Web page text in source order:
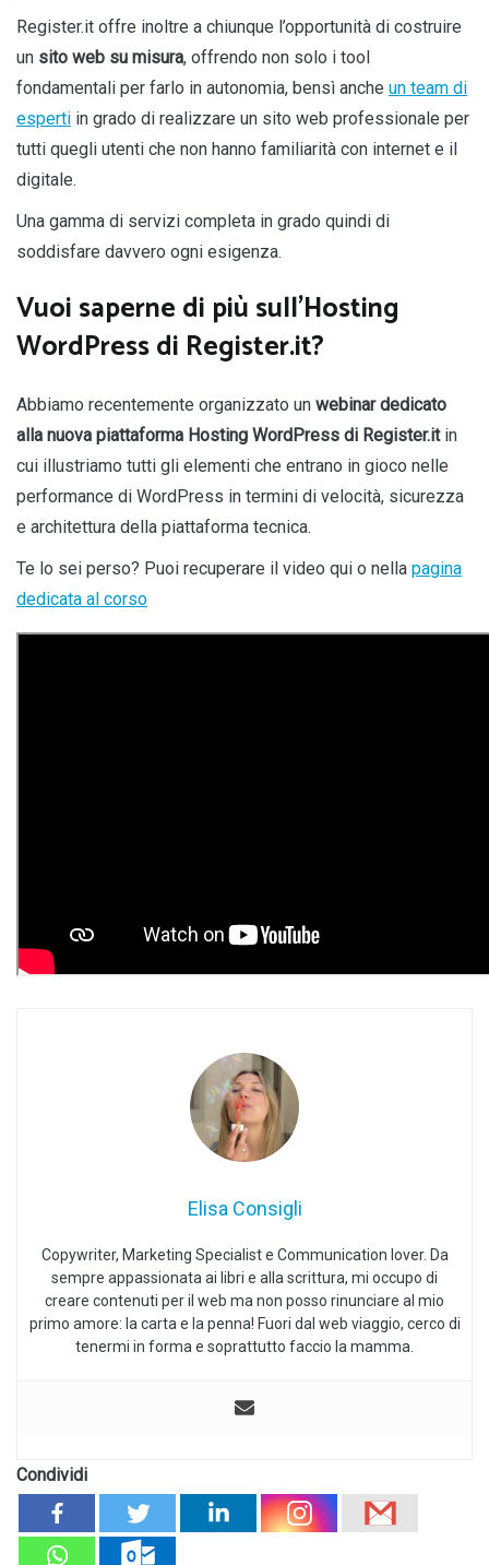
Register.it offre inoltre a chiunque l’opportunità di costruire
un sito web su misura, offrendo non solo i tool
fondamentali per farlo in autonomia, bensì anche un team di
esperti in grado di realizzare un sito web professionale per
tutti quegli utenti che non hanno familiarità con internet e il
digitale.
Una gamma di servizi completa in grado quindi di
soddisfare davvero ogni esigenza.
Vuoi saperne di più sull’Hosting
WordPress di Register.it?
Abbiamo recentemente organizzato un webinar dedicato
alla nuova piattaforma Hosting WordPress di Register.itin
cui illustriamo tutti gli elementi che entrano in gioco nelle
performance di WordPress in termini di velocità, sicurezza
e architettura della piattaforma tecnica.
Te lo sei perso? Puoi recuperare il video qui o nella pagina
dedicata al corso
Elisa Consigli
Copywriter, Marketing Specialist e Communication lover. Da
sempre appassionata ai libri e alla scrittura, mi occupo di
creare contenuti per il web ma non posso rinunciare al mio
primo amore: la carta e la penna! Fuori dal web viaggio, cerco di
tenermi in forma e soprattutto faccio la mamma.
Condividi